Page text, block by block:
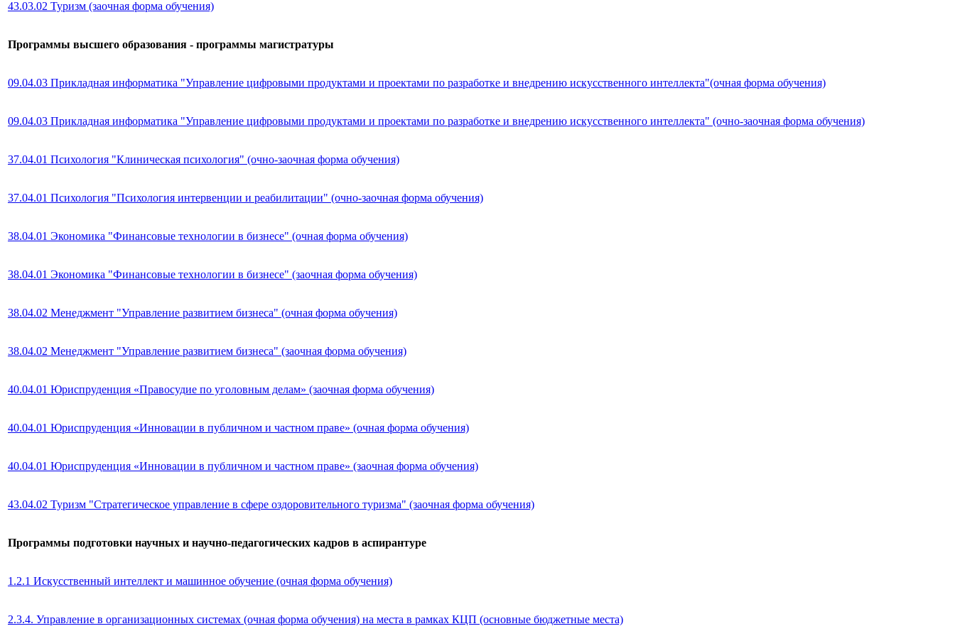
43.03.02 Туризм (заочная форма обучения)
Программы высшего образования - программы магистратуры
09.04.03 Прикладная информатика "Управление цифровыми продуктами и проектами по разработке и внедрению искусственного интеллекта"(очная форма обучения)
09.04.03 Прикладная информатика "Управление цифровыми продуктами и проектами по разработке и внедрению искусственного интеллекта" (очно-заочная форма обучения)
37.04.01 Психология "Клиническая психология" (очно-заочная форма обучения)
37.04.01 Психология "Психология интервенции и реабилитации" (очно-заочная форма обучения)
38.04.01 Экономика "Финансовые технологии в бизнесе" (очная форма обучения)
38.04.01 Экономика "Финансовые технологии в бизнесе" (заочная форма обучения)
38.04.02 Менеджмент "Управление развитием бизнеса" (очная форма обучения)
38.04.02 Менеджмент "Управление развитием бизнеса" (заочная форма обучения)
40.04.01 Юриспруденция «Правосудие по уголовным делам» (заочная форма обучения)
40.04.01 Юриспруденция «Инновации в публичном и частном праве» (очная форма обучения)
40.04.01 Юриспруденция «Инновации в публичном и частном праве» (заочная форма обучения)
43.04.02 Туризм "Стратегическое управление в сфере оздоровительного туризма" (заочная форма обучения)
Программы подготовки научных и научно-педагогических кадров в аспирантуре
1.2.1 Искусственный интеллект и машинное обучение (очная форма обучения)
2.3.4. Управление в организационных системах (очная форма обучения) на места в рамках КЦП (основные бюджетные места)